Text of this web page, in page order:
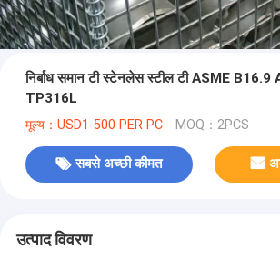
निर्बाध समान टी स्टेनलेस स्टील टी ASME
TP316L
मूल्य：USD1-500 PER PC MOQ：2PCS
सबसे अच्छी कीमत
उत्पाद विवरण